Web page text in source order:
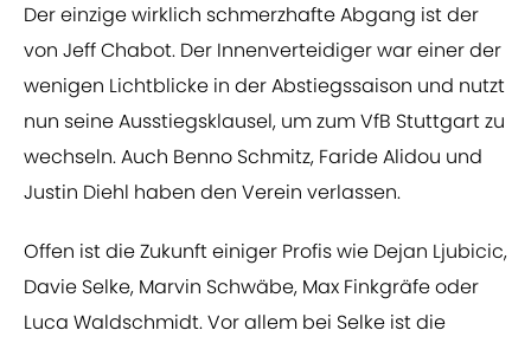
Der einzige wirklich schmerzhafte Abgang ist der
von Jeff Chabot. Der Innenverteidiger war einer der
wenigen Lichtblicke in der Abstiegssaison und nutzt
nun seine Ausstiegsklausel, um zum VfB Stuttgart zu
wechseln. Auch Benno Schmitz, Faride Alidou und
Justin Diehl haben den Verein verlassen.
Offen ist die Zukunft einiger Profis wie Dejan Ljubicic,
Davie Selke, Marvin Schwäbe, Max Finkgräfe oder
Luca Waldschmidt. Vor allem bei Selke ist die